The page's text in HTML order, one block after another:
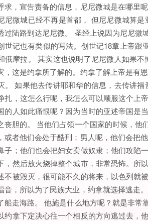
求，宣告责备的信息，尼尼微城是在哪里
尼微城已经不再是首都， 但尼尼微城算
过陆路到达尼尼微。 圣经上说因为尼尼
世记也有类似的写法。创世记18章上帝跟
俄摩拉。 其实这也说明了尼尼微人如果
，这是约拿所了解的。约拿了解上帝是有
。 如果他去传讲耶和华的信息，去传讲
扎，这怎么行呢，我怎么可以顺服这个上
的人如此痛恨呢？因为当时的亚述帝国是
丧胆的。 当他们占领一个国家的时候，
或者他们会处于酷刑；男人呢，他们会把
子；他们也会把妇女卖做奴隶；他们攻陷
，然后放火烧掉整个城市，非常恐怖。所
不被毁灭，很可能不久的将来，以色列就
音，所以为了民族大业，约拿就选择逃走
船走海路。 他施是什么地方呢？就是非
约拿下定决心往一个相反的方向逃过去，